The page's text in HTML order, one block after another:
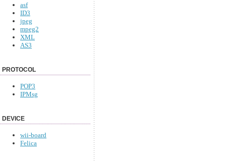
asf
ID3
jpeg
mpeg2
XML
AS3
PROTOCOL
POP3
IPMsg
DEVICE
wii-board
Felica